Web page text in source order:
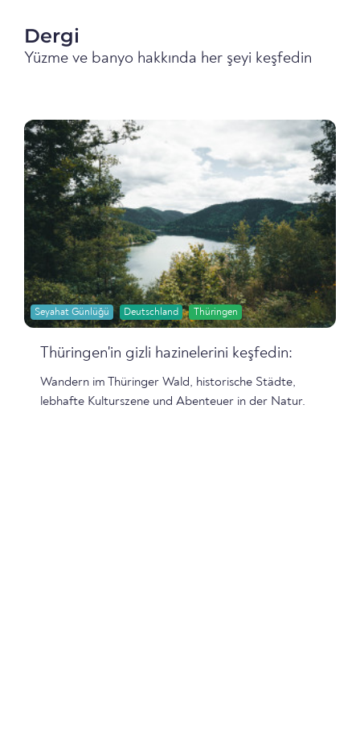
Dergi
Yüzme ve banyo hakkında her şeyi keşfedin
Seyahat Günlüğü Deutschland Thüringen
Thüringen'in gizli hazinelerini keşfedin:
Wandern im Thüringer Wald, historische Städte,
lebhafte Kulturszene und Abenteuer in der Natur.